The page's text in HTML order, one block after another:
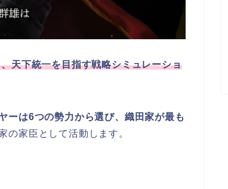
天下統一を目指す戦略シミュレーショ
ーは6つの勢力から選び、織田家が最も
の家臣として活動します。